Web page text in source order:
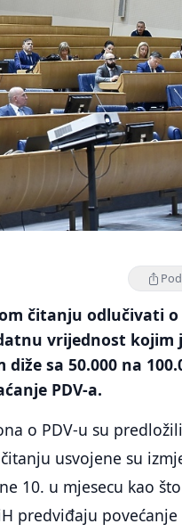
čitanju odlučivati o
vrijednost kojim
sa 50.000 na
PDV-a.
o PDV-u su
usvojene su
10. u mjesecu kao
predviđaju povećanje